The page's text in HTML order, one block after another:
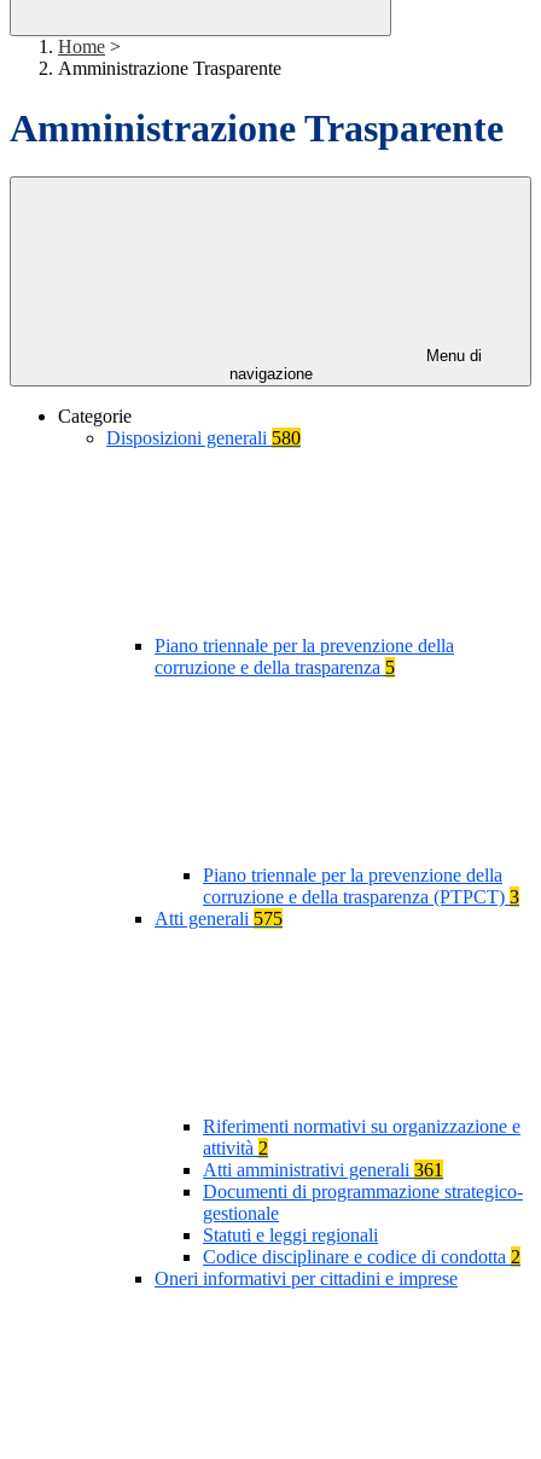
Home >
Amministrazione Trasparente
Amministrazione Trasparente
Menu di
navigazione
Categorie
Disposizioni generali 580
Piano triennale per la prevenzione della
corruzione e della trasparenza 5
Piano triennale per la prevenzione della
corruzione e della trasparenza (PTPCT) 3
Atti generali 575
Riferimenti normativi su organizzazione e
attività 2
Atti amministrativi generali 361
Documenti di programmazione strategico-
gestionale
Statuti e leggi regionali
Codice disciplinare e codice di condotta 2
Oneri informativi per cittadini e imprese